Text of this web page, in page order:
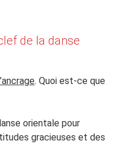
de la danse
l’ancrage. Quoi est-ce que
orientale pour
gracieuses et des